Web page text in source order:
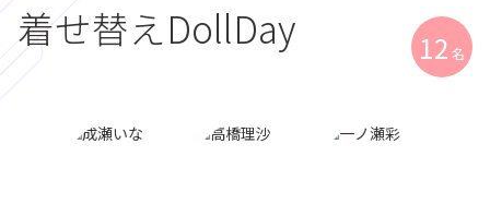
着せ替えDollDay 12 名